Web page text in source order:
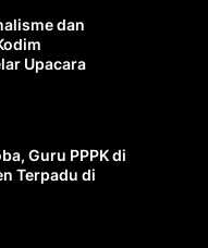
dan
Upacara
Guru PPPK di
Terpadu di